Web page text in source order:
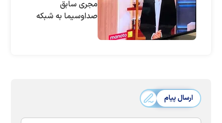
مجری سابق
صداوسیما به شبکه
ارسال پیام